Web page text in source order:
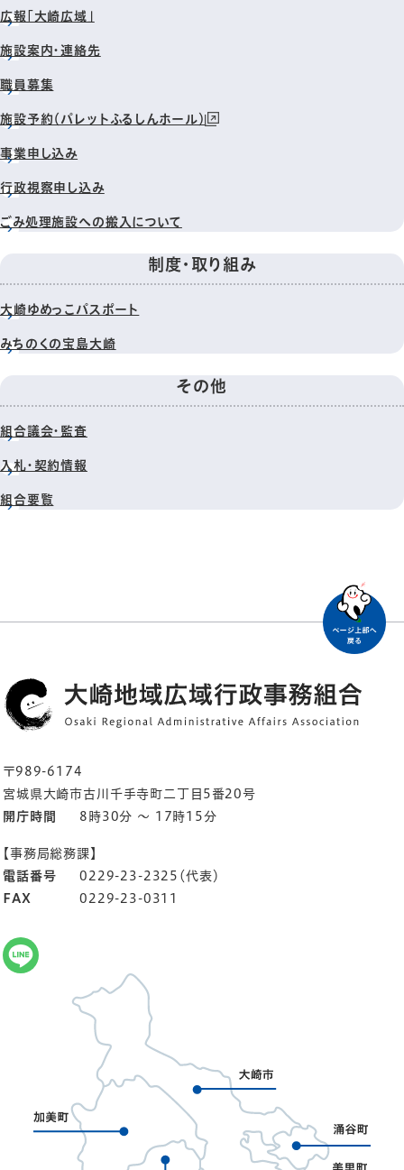
広報「大崎広域」
施設案内・連絡先
職員募集
施設予約（パレットふるしんホール）
事業申し込み
行政視察申し込み
ごみ処理施設への搬入について
制度・取り組み
大崎ゆめっこパスポート
みちのくの宝島大崎
その他
組合議会・監査
入札・契約情報
組合要覧
〒989-6174
宮城県大崎市古川千手寺町二丁目5番20号
開庁時間
8時30分 ～ 17時15分
【事務局総務課】
電話番号
0229-23-2325（代表）
FAX
0229-23-0311